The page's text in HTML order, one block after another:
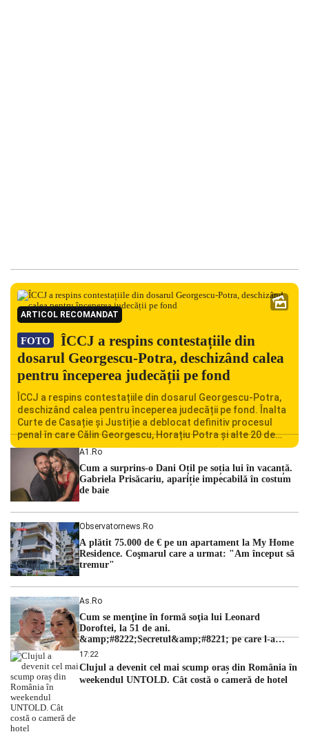
ARTICOL RECOMANDAT
FOTO
ÎCCJ a respins contestațiile din
dosarul Georgescu-Potra, deschizând calea
pentru începerea judecății pe fond
ÎCCJ a respins contestațiile din dosarul Georgescu-Potra,
deschizând calea pentru începerea judecății pe fond. Înalta
Curte de Casație și Justiție a deblocat definitiv procesul
penal în care Călin Georgescu, Horațiu Potra și alte 20 de
persoane sunt acuzați de acțiuni îndreptate împotriva
ordinii constituționale. În ședința din camera preliminară,
judecătorii de la instanța supremă au […]
A1.ro
Cum a surprins-o Dani Oțil pe soția lui în vacanță.
Gabriela Prisăcariu, apariție impecabilă în costum
de baie
Observatornews.ro
A plătit 75.000 de € pe un apartament la My Home
Residence. Coşmarul care a urmat: "Am început să
tremur"
As.ro
Cum se menţine în formă soţia lui Leonard
Doroftei, la 51 de ani.
&amp;#8222;Secretul&amp;#8221; pe care l-a
dezvăluit
17:22
Clujul a devenit cel mai scump oraș din România în
weekendul UNTOLD. Cât costă o cameră de hotel